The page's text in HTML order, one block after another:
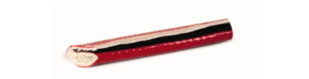
Les
options
peuvent
être